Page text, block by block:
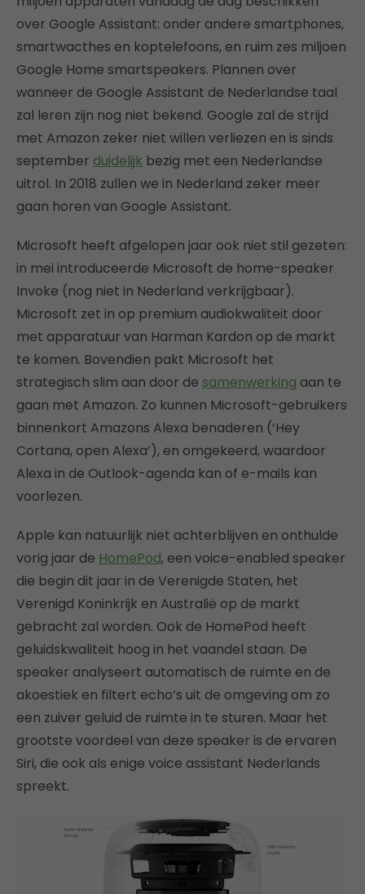
over Google Assistant: onder andere smartphones,
smartwacthes en koptelefoons, en ruim zes miljoen
Google Home smartspeakers. Plannen over
wanneer de Google Assistant de Nederlandse taal
zal leren zijn nog niet bekend. Google zal de strijd
met Amazon zeker niet willen verliezen en is sinds
september duidelijk bezig met een Nederlandse
uitrol. In 2018 zullen we in Nederland zeker meer
gaan horen van Google Assistant.
Microsoft heeft afgelopen jaar ook niet stil gezeten:
in mei introduceerde Microsoft de home-speaker
Invoke (nog niet in Nederland verkrijgbaar).
Microsoft zet in op premium audiokwaliteit door
met apparatuur van Harman Kardon op de markt
te komen. Bovendien pakt Microsoft het
strategisch slim aan door de samenwerking aan te
gaan met Amazon. Zo kunnen Microsoft-gebruikers
binnenkort Amazons Alexa benaderen (‘Hey
Cortana, open Alexa’), en omgekeerd, waardoor
Alexa in de Outlook-agenda kan of e-mails kan
voorlezen.
Apple kan natuurlijk niet achterblijven en onthulde
vorig jaar de HomePod, een voice-enabled speaker
die begin dit jaar in de Verenigde Staten, het
Verenigd Koninkrijk en Australië op de markt
gebracht zal worden. Ook de HomePod heeft
geluidskwaliteit hoog in het vaandel staan. De
speaker analyseert automatisch de ruimte en de
akoestiek en filtert echo’s uit de omgeving om zo
een zuiver geluid de ruimte in te sturen. Maar het
grootste voordeel van deze speaker is de ervaren
Siri, die ook als enige voice assistant Nederlands
spreekt.